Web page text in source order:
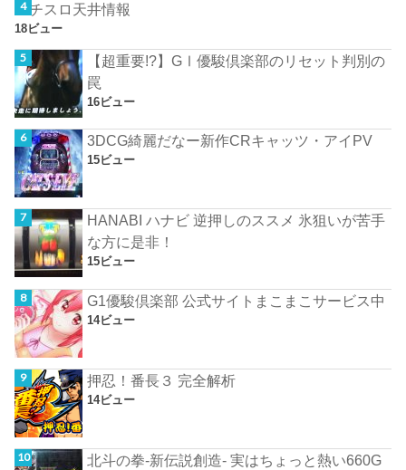
パチスロ天井情報
18ビュー
【超重要!?】GⅠ優駿倶楽部のリセット判別の
罠
16ビュー
3DCG綺麗だなー新作CRキャッツ・アイPV
15ビュー
HANABI ハナビ 逆押しのススメ 氷狙いが苦手
な方に是非！
15ビュー
G1優駿倶楽部 公式サイトまこまこサービス中
14ビュー
押忍！番長３ 完全解析
14ビュー
北斗の拳-新伝説創造- 実はちょっと熱い660G